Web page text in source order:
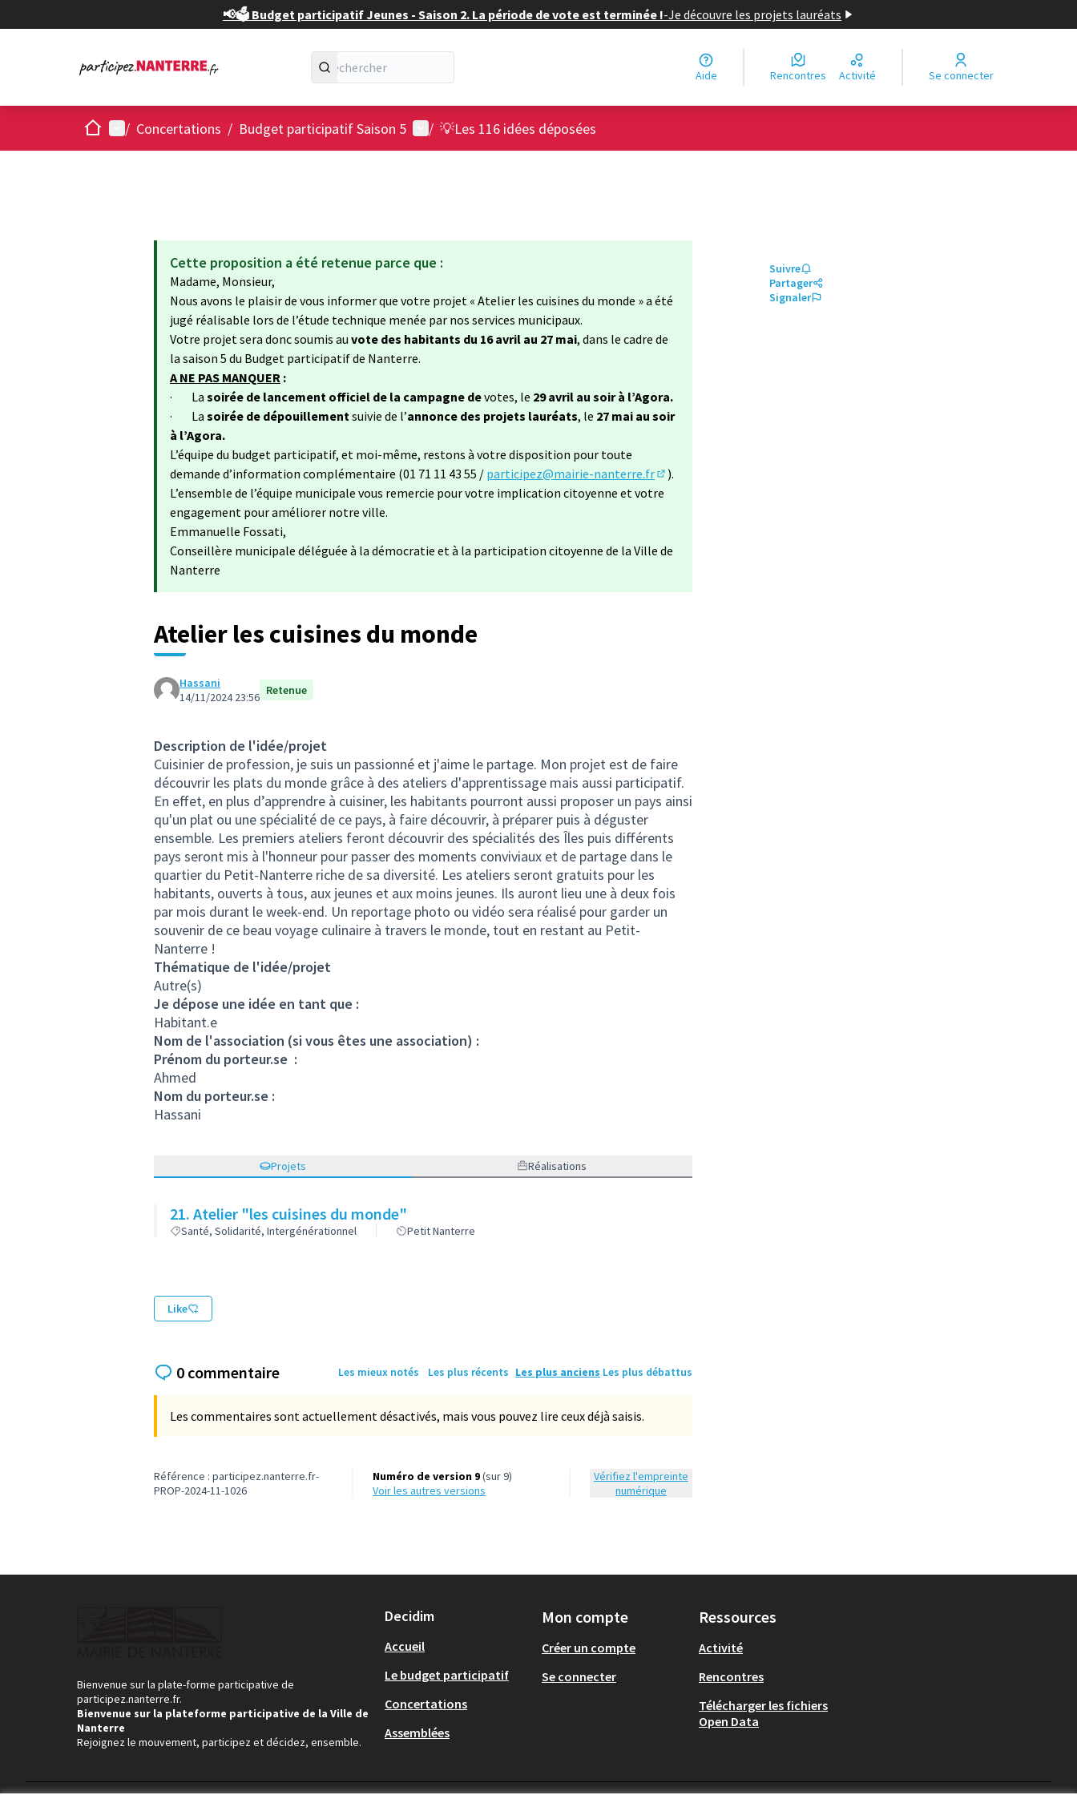
📢🗳️ Budget participatif Jeunes - Saison 2. La période de vote est terminée !-Je découvre les projets lauréats
Aide Rencontres Activité Se connecter
AccueilMenu principal
/ Concertations / Budget participatif Saison 5 Menu utilisateur
/ 💡Les 116 idées déposées
Cette proposition a été retenue parce que :
Madame, Monsieur,
Nous avons le plaisir de vous informer que votre projet « Atelier les cuisines du monde » a été
jugé réalisable lors de l’étude technique menée par nos services municipaux.
Votre projet sera donc soumis au vote des habitants du 16 avril au 27 mai, dans le cadre de
la saison 5 du Budget participatif de Nanterre.
A NE PAS MANQUER :
· La soirée de lancement officiel de la campagne devotes, le 29 avril au soir à l’Agora.
· La soirée de dépouillementsuivie de l’annonce des projets lauréats, le 27 mai au soir
à l’Agora.
L’équipe du budget participatif, et moi-même, restons à votre disposition pour toute
demande d’information complémentaire (01 71 11 43 55 / participez@mairie-nanterre.fr
(S'ouvre dans un nouvel onglet)
).
L’ensemble de l’équipe municipale vous remercie pour votre implication citoyenne et votre
engagement pour améliorer notre ville.
Emmanuelle Fossati,
Conseillère municipale déléguée à la démocratie et à la participation citoyenne de la Ville de
Nanterre
Atelier les cuisines du monde
Hassani
14/11/2024 23:56 Retenue
Description de l'idée/projet
Cuisinier de profession, je suis un passionné et j'aime le partage. Mon projet est de faire
découvrir les plats du monde grâce à des ateliers d'apprentissage mais aussi participatif.
En effet, en plus d’apprendre à cuisiner, les habitants pourront aussi proposer un pays ainsi
qu'un plat ou une spécialité de ce pays, à faire découvrir, à préparer puis à déguster
ensemble. Les premiers ateliers feront découvrir des spécialités des Îles puis différents
pays seront mis à l'honneur pour passer des moments conviviaux et de partage dans le
quartier du Petit-Nanterre riche de sa diversité. Les ateliers seront gratuits pour les
habitants, ouverts à tous, aux jeunes et aux moins jeunes. Ils auront lieu une à deux fois
par mois durant le week-end. Un reportage photo ou vidéo sera réalisé pour garder un
souvenir de ce beau voyage culinaire à travers le monde, tout en restant au Petit-
Nanterre !
Thématique de l'idée/projet
Autre(s)
Je dépose une idée en tant que :
Habitant.e
Nom de l'association (si vous êtes une association) :
Prénom du porteur.se :
Ahmed
Nom du porteur.se :
Hassani
Projets Réalisations
21. Atelier "les cuisines du monde"
Santé, Solidarité, Intergénérationnel Petit Nanterre
Like
Suivre
Partager
Signaler
0 commentaire Les mieux notés Les plus récents Les plus anciens Les plus débattus
Les commentaires sont actuellement désactivés, mais vous pouvez lire ceux déjà saisis.
Référence : participez.nanterre.fr-
PROP-2024-11-1026
Numéro de version 9(sur 9)
voir les autres versions
Vérifiez l'empreinte
numérique
Bienvenue sur la plate-forme participative de
participez.nanterre.fr.
Bienvenue sur la plateforme participative de la Ville de
Nanterre
Rejoignez le mouvement, participez et décidez, ensemble.
Decidim
Accueil
Le budget participatif
Concertations
Assemblées
Mon compte
Créer un compte
Se connecter
Ressources
Activité
Rencontres
Télécharger les fichiers
Open Data